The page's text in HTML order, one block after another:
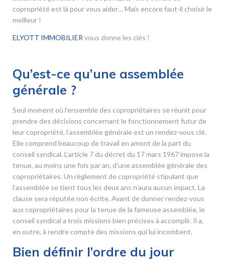
copropriété est là pour vous aider… Mais encore faut-il choisir le
meilleur !
ELYOTT IMMOBILIER vous donne les clés !
Qu’est-ce qu’une assemblée
générale ?
Seul moment où l’ensemble des copropriétaires se réunit pour
prendre des décisions concernant le fonctionnement futur de
leur copropriété, l’assemblée générale est un rendez-vous clé.
Elle comprend beaucoup de travail en amont de la part du
conseil syndical. L’article 7 du décret du 17 mars 1967 impose la
tenue, au moins une fois par an, d’une assemblée générale des
copropriétaires. Un règlement de copropriété stipulant que
l’assemblée se tient tous les deux ans n’aura aucun impact. La
clause sera réputée non écrite. Avant de donner rendez-vous
aux copropriétaires pour la tenue de la fameuse assemblée, le
conseil syndical a trois missions bien précises à accomplir. Il a,
en outre, à rendre compte des missions qui lui incombent.
Bien définir l’ordre du jour